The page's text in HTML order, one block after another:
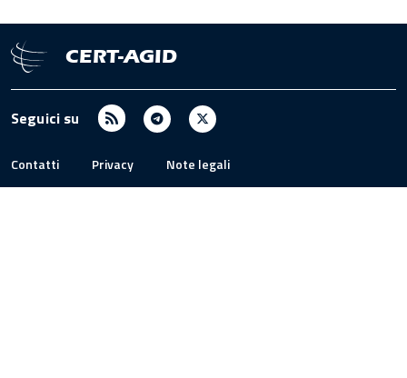
CERT-AGID
Contatti Privacy Note legali
Seguici su RSS Telegram
X